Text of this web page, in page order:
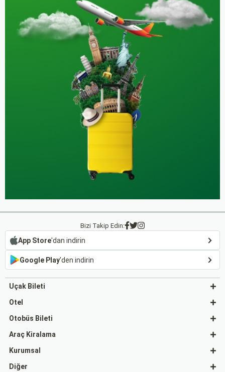
Bizi Takip Edin:
App Store'dan indirin
Google Play'den indirin
Uçak Bileti
Otel
Otobüs Bileti
Araç Kiralama
Kurumsal
Diğer